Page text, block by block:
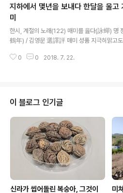
고 있는 매미 수컷은 온 몸뚱이로 노래하며 자신
을 부른다. 로미오의 노래에 공감한 줄리엣은 아
없이 로미오 주위로 날아든다. 겨우 한 달 남짓한
에서 로미오는 간절하게 노래하고 간절하게 사
간이 매미의 울음을 고결한 선비의 호소로 듣든
혀주는 시원한 청량제로 여기든 매미는 자신의
지하에서 몇년을 보내다 한달을 울고
미
한시, 계절의 노래(122) 매미를 읊다(詠蟬) 명
鶴年) / 김영문 選譯評 매미 성품 지극히맑고도
물어 날을 보내면서도슬프게 우네 蟬性極淸高
올라와 사는 기간은 얼마인가? 겨우 한 달 남짓에
다. 매미 울음소리를 들으면 숙연한 마음이 들지
다. 땅 속 생활을 하는 동안 땅 위에 건물이 들어
스팔트가 덮이면 영원히 땅밖으로 나오지 못하고
감한다. 매미는 땅속에서나 땅밖에서나 수액(
산다. 이 때문에 옛 사람들은 ..
0 0 2018. 7. 22.
이 블로그 인기글
신라가 씹어돌린 복숭아, 그것이
미